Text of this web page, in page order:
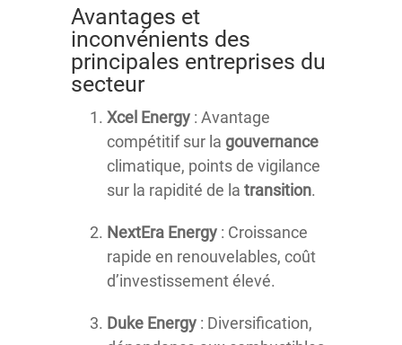
Avantages et
inconvénients des
principales entreprises du
secteur
Xcel Energy : Avantage
compétitif sur la gouvernance
climatique, points de vigilance
sur la rapidité de la transition.
NextEra Energy : Croissance
rapide en renouvelables, coût
d’investissement élevé.
Duke Energy : Diversification,